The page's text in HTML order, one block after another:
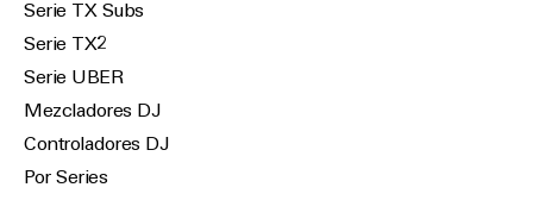
Serie TX Subs
Serie TX2
Serie UBER
Mezcladores DJ
Controladores DJ
Por Series